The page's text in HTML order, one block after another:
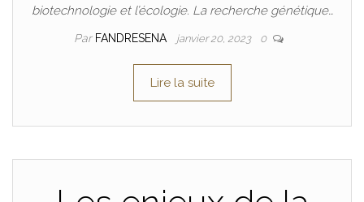
biotechnologie et l’écologie. La recherche génétique…
Par FANDRESENA janvier 20, 2023 0
Lire la suite